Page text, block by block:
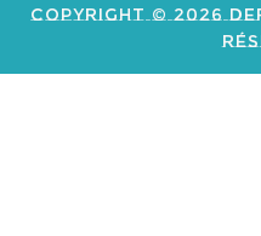
Copyright © 2026